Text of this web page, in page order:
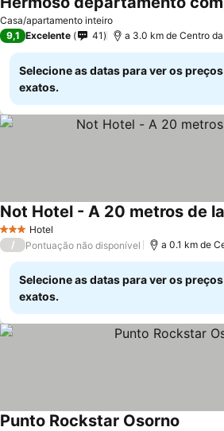
Casa/apartamento inteiro
Ver preços
9,1 Excelente 41 a 3.0 km de Centro
Selecione as datas para ver os preços
exatos.
3 EstrelasHotel
Not Hotel - A 20 metros de
/ Pontuação não disponível a 0.1 km de
Selecione as datas para ver os preços
exatos.
Punto Rockstar Osorno